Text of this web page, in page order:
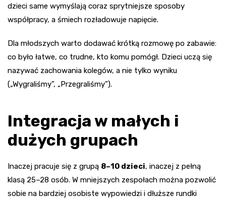
dzieci same wymyślają coraz sprytniejsze sposoby
współpracy, a śmiech rozładowuje napięcie.
Dla młodszych warto dodawać krótką rozmowę po zabawie:
co było łatwe, co trudne, kto komu pomógł. Dzieci uczą się
nazywać zachowania kolegów, a nie tylko wyniku
(„Wygraliśmy”, „Przegraliśmy”).
Integracja w małych i
dużych grupach
Inaczej pracuje się z grupą 8–10 dzieci, inaczej z pełną
klasą 25–28 osób. W mniejszych zespołach można pozwolić
sobie na bardziej osobiste wypowiedzi i dłuższe rundki